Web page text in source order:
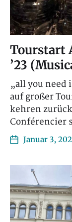
Tourstart
’23
„all you need
auf großer
kehren
Conférencier
Januar 3,